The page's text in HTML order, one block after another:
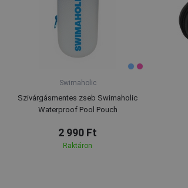
Swimaholic
Szivárgásmentes zseb Swimaholic
Waterproof Pool Pouch
2 990 Ft
Raktáron